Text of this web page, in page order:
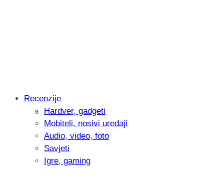
Intervju: Goran Jović, fotograf -
Recenzije
Hardver, gadgeti
Mobiteli, nosivi uređaji
Audio, video, foto
Savjeti
Igre, gaming